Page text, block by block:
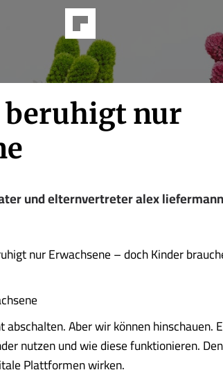
beruhigt nur
und elternvertreter alex liefermann
nur Erwachsene – doch Kinder
Aber wir können hinschauen.
nutzen und wie diese funktionieren.
Plattformen wirken.